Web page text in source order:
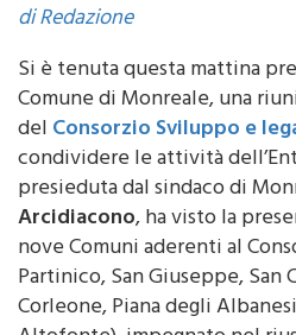
di Redazione
Si è tenuta questa mattina
Comune di Monreale, una
delConsorzio Sviluppo e
condividere le attività
presieduta dal sindaco di
Arcidiacono, ha visto la
nove Comuni aderenti al
Partinico, San Giuseppe, San
Corleone, Piana degli